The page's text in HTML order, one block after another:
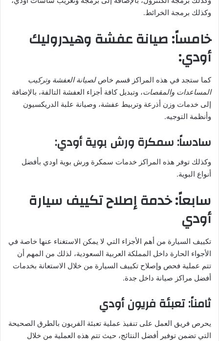
وكذلك برمجة الخرائط.
خامساً: صيانة عفشة وهيدروليك
أودي:
كما ستجد في هذه المراكز قسم خاصلصيانة العفشة وتركيب
المساعدات والمقصات، وتبديل كافة أجزاء العفشة التالفة، بالإضافة
إلى خدمات وزن أذرعة وتربيط عفشة، وصيانة علبة الدريكسيون
وأنظمة التوجيه.
سادساً: سمكرة ورش بوية أودي:
وكذلك توفر هذه المراكز خدمات سمكرة ورش بوية اودي بأفضل
أنواع البوية.
سابعاً: خدمة إصلاح تكييف سيارة
أودي
تكييف السيارة من أهم الأجزاء التي لا يمكن الاستغناء عنها خاصة في
الأجواء الحارة داخل المملكة العربية السعودية، لذلك من المهم أن
تتم عملية فحص وإصلاح تكييف السيارة من خلال الاستعانة بخدمات
أفضل مراكز صيانة داخل جدة.
ثامناً: تعبئة فريون أودي
يحرص فريق العمل على تنفيذ عملية تعبئة الفريون بالطرق الصحيحة
التي تضمن توفير أفضل النتائج، حيث تتم هذه العملية من خلال